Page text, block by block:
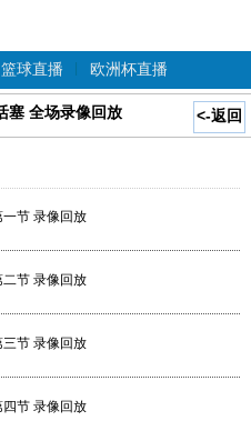
篮球直播 欧洲杯直播
<-返回
塞 全场录像回放
节 录像回放
节 录像回放
节 录像回放
节 录像回放